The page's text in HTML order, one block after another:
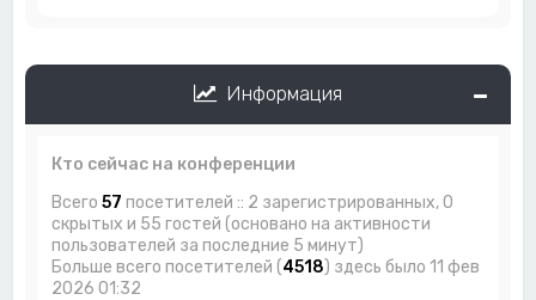
Информация
Кто сейчас на конференции
Всего57 посетителей :: 2 зарегистрированных, 0
скрытых и 55 гостей (основано на активности
пользователей за последние 5 минут)
Больше всего посетителей (4518) здесь было 11 фев
2026 01:32